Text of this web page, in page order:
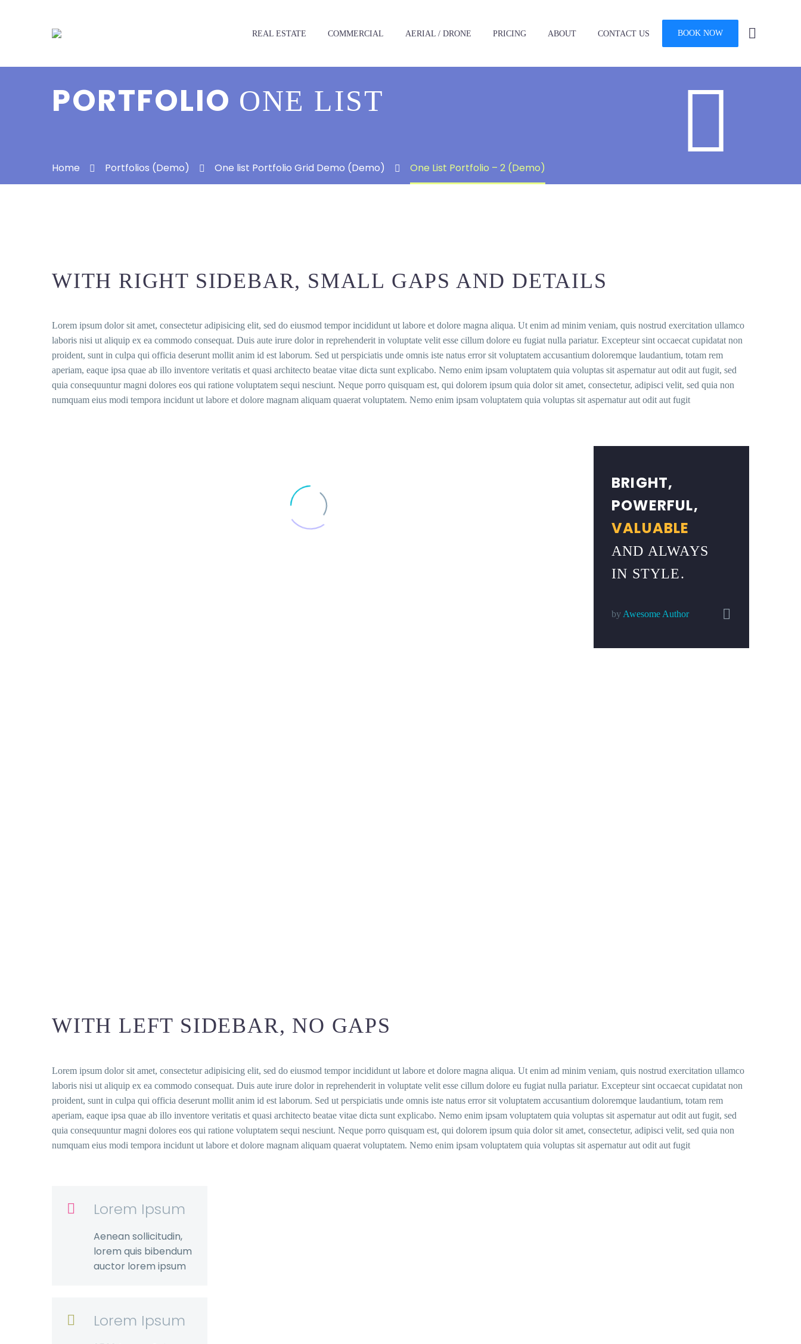
REAL ESTATE ‪COMMERCIAL AERIAL / DRONE PRICING ABOUT CONTACT US BOOK NOW


PORTFOLIO ONE LIST
Home Portfolios (Demo) One list Portfolio Grid Demo (Demo) One List Portfolio – 2 (Demo)
WITH RIGHT SIDEBAR, SMALL GAPS AND DETAILS
Lorem ipsum dolor sit amet, consectetur adipisicing elit, sed do eiusmod tempor incididunt ut labore et dolore magna aliqua. Ut enim ad minim veniam, quis nostrud exercitation ullamco
laboris nisi ut aliquip ex ea commodo consequat. Duis aute irure dolor in reprehenderit in voluptate velit esse cillum dolore eu fugiat nulla pariatur. Excepteur sint occaecat cupidatat non
proident, sunt in culpa qui officia deserunt mollit anim id est laborum. Sed ut perspiciatis unde omnis iste natus error sit voluptatem accusantium doloremque laudantium, totam rem
aperiam, eaque ipsa quae ab illo inventore veritatis et quasi architecto beatae vitae dicta sunt explicabo. Nemo enim ipsam voluptatem quia voluptas sit aspernatur aut odit aut fugit, sed
quia consequuntur magni dolores eos qui ratione voluptatem sequi nesciunt. Neque porro quisquam est, qui dolorem ipsum quia dolor sit amet, consectetur, adipisci velit, sed quia non
numquam eius modi tempora incidunt ut labore et dolore magnam aliquam quaerat voluptatem. Nemo enim ipsam voluptatem quia voluptas sit aspernatur aut odit aut fugit
BRIGHT,
POWERFUL,
VALUABLE
AND ALWAYS
IN STYLE.
by Awesome Author 

WITH LEFT SIDEBAR, NO GAPS
Lorem ipsum dolor sit amet, consectetur adipisicing elit, sed do eiusmod tempor incididunt ut labore et dolore magna aliqua. Ut enim ad minim veniam, quis nostrud exercitation ullamco
laboris nisi ut aliquip ex ea commodo consequat. Duis aute irure dolor in reprehenderit in voluptate velit esse cillum dolore eu fugiat nulla pariatur. Excepteur sint occaecat cupidatat non
proident, sunt in culpa qui officia deserunt mollit anim id est laborum. Sed ut perspiciatis unde omnis iste natus error sit voluptatem accusantium doloremque laudantium, totam rem
aperiam, eaque ipsa quae ab illo inventore veritatis et quasi architecto beatae vitae dicta sunt explicabo. Nemo enim ipsam voluptatem quia voluptas sit aspernatur aut odit aut fugit, sed
quia consequuntur magni dolores eos qui ratione voluptatem sequi nesciunt. Neque porro quisquam est, qui dolorem ipsum quia dolor sit amet, consectetur, adipisci velit, sed quia non
numquam eius modi tempora incidunt ut labore et dolore magnam aliquam quaerat voluptatem. Nemo enim ipsam voluptatem quia voluptas sit aspernatur aut odit aut fugit
 Lorem Ipsum
Aenean sollicitudin,
lorem quis bibendum
auctor lorem ipsum
 Lorem Ipsum